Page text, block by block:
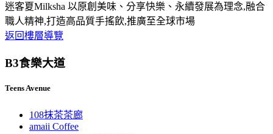
迷客夏Milksha 以原創美味、分享快樂、永續發展為理念,融合
職人精神,打造高品質手搖飲,推廣至全球市場
返回樓層導覽
B3食樂大道
Teens Avenue
108抹茶茶廊
amaii Coffee